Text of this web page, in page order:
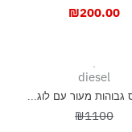
₪200.00
diesel
גבוהות מעור עם לוג...
₪1100